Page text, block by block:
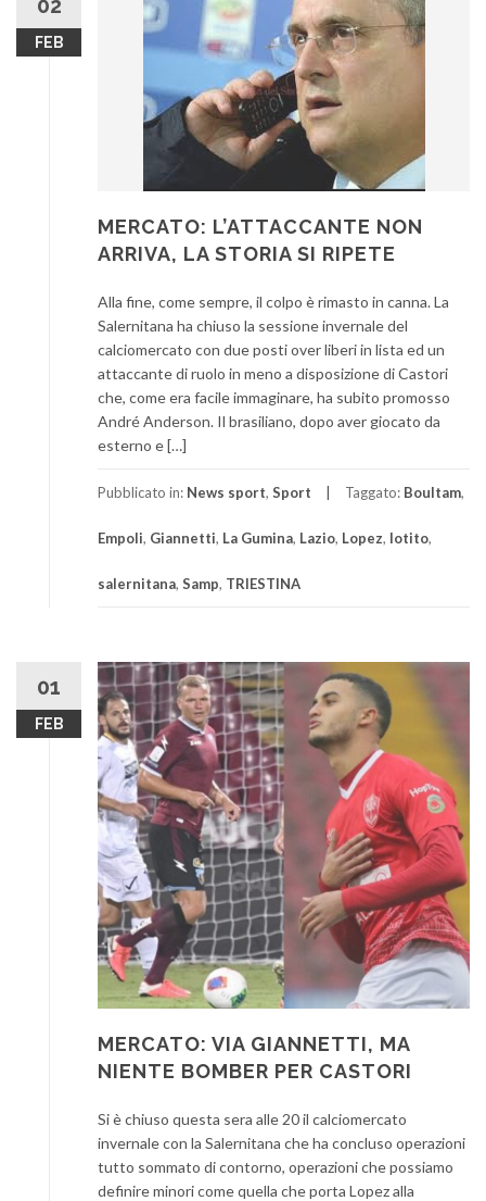
FEB
MERCATO: L’ATTACCANTE NON
ARRIVA, LA STORIA SI RIPETE
Alla fine, come sempre, il colpo è rimasto in canna. La
Salernitana ha chiuso la sessione invernale del
calciomercato con due posti over liberi in lista ed un
attaccante di ruolo in meno a disposizione di Castori
che, come era facile immaginare, ha subito promosso
André Anderson. Il brasiliano, dopo aver giocato da
esterno e […]
Pubblicato in: News sport, Sport Taggato: Boultam,
Empoli, Giannetti, La Gumina, Lazio, Lopez, lotito,
salernitana, Samp, TRIESTINA
01
FEB
MERCATO: VIA GIANNETTI, MA
NIENTE BOMBER PER CASTORI
Si è chiuso questa sera alle 20 il calciomercato
invernale con la Salernitana che ha concluso operazioni
tutto sommato di contorno, operazioni che possiamo
definire minori come quella che porta Lopez alla